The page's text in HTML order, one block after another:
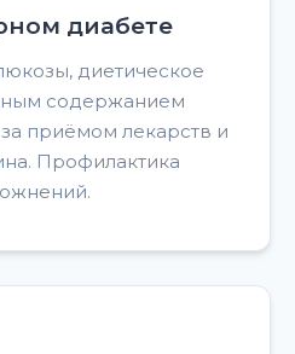
диабете
диетическое
содержанием
приёмом лекарств и
Профилактика